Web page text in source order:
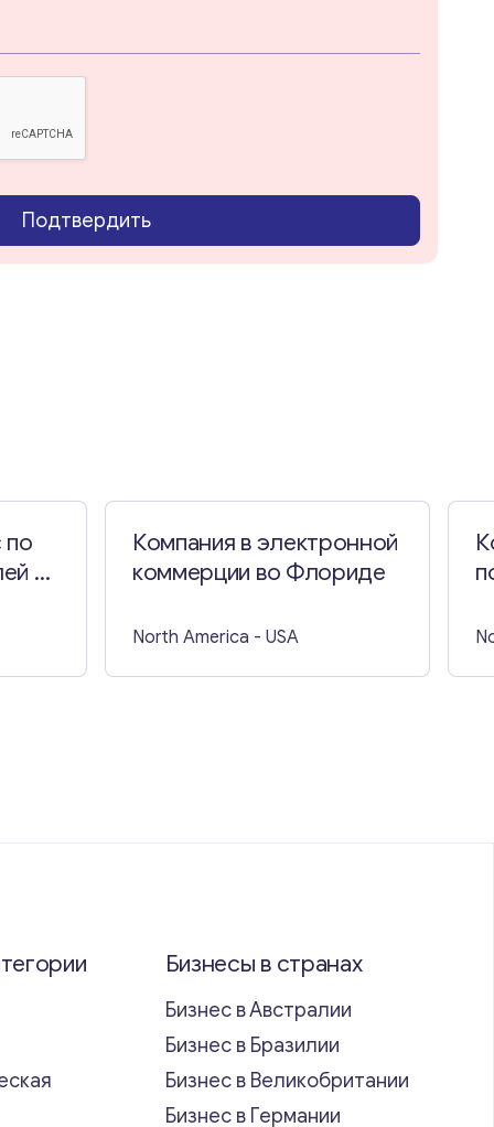
Подтвердить
по
в
Компания в электронной
коммерции во Флориде
North America - USA
Бизнесы в странах
Бизнес в Австралии
Бизнес в Бразилии
Бизнес в Великобритании
Бизнес в Германии